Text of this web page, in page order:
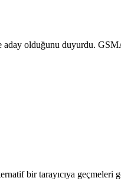
olduğunu duyurdu.
bir tarayıcıya geçmeleri